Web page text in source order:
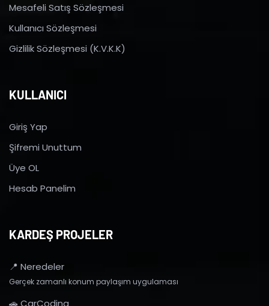
Mesafeli Satış Sözleşmesi
Kullanıcı Sözleşmesi
Gizlilik Sözleşmesi (K.V.K.K)
KULLANICI
Giriş Yap
Şifremi Unuttum
Üye OL
Hesab Panelim
KARDEŞ PROJELER
📍 Neredeler
Gerçek zamanlı konum paylaşım uygulaması
🚗 CarCoding